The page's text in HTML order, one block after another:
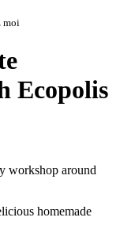
moi
Ecopolis
workshop around
homemade